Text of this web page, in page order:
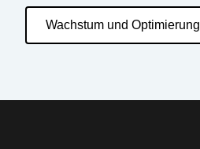
Wachstum und Optimierung